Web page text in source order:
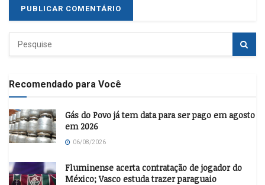
Recomendado para Você
Gás do Povo já tem data para ser pago em agosto
em 2026
06/08/2026
Fluminense acerta contratação de jogador do
México; Vasco estuda trazer paraguaio